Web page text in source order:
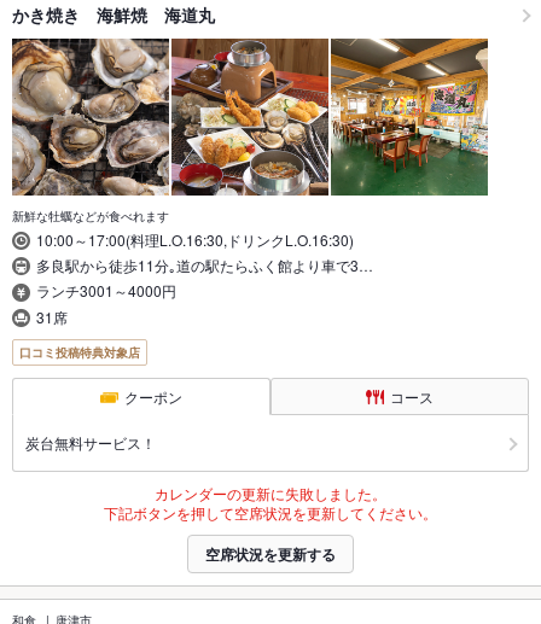
かき焼き 海鮮焼 海道丸
新鮮な牡蠣などが食べれます
10:00～17:00(料理L.O.16:30,ドリンクL.O.16:30)
多良駅から徒歩11分｡道の駅たらふく館より車で3…
ランチ3001～4000円
31席
口コミ投稿特典対象店
クーポン コース
炭台無料サービス！
カレンダーの更新に失敗しました。
下記ボタンを押して空席状況を更新してください。
空席状況を更新する
和食 唐津市